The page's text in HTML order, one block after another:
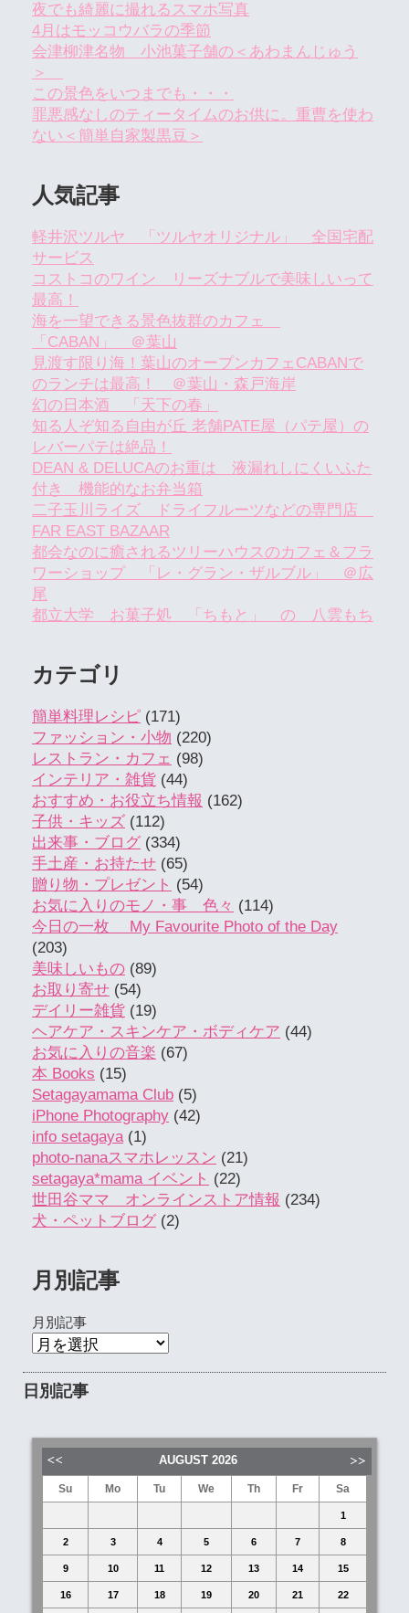
夜でも綺麗に撮れるスマホ写真
4月はモッコウバラの季節
会津柳津名物 小池菓子舗の＜あわまんじゅう
＞
この景色をいつまでも・・・
罪悪感なしのティータイムのお供に。重曹を使わ
ない＜簡単自家製黒豆＞
人気記事
軽井沢ツルヤ 「ツルヤオリジナル」 全国宅配
サービス
コストコのワイン リーズナブルで美味しいって
最高！
海を一望できる景色抜群のカフェ
「CABAN」 ＠葉山
見渡す限り海！葉山のオープンカフェCABANで
のランチは最高！ ＠葉山・森戸海岸
幻の日本酒 「天下の春」
知る人ぞ知る自由が丘 老舗PATE屋（パテ屋）の
レバーパテは絶品！
DEAN & DELUCAのお重は 液漏れしにくいふた
付き 機能的なお弁当箱
二子玉川ライズ ドライフルーツなどの専門店
FAR EAST BAZAAR
都会なのに癒されるツリーハウスのカフェ＆フラ
ワーショップ 「レ・グラン・ザルブル」 ＠広
尾
都立大学 お菓子処 「ちもと」 の 八雲もち
カテゴリ
簡単料理レシピ (171)
ファッション・小物 (220)
レストラン・カフェ (98)
インテリア・雑貨 (44)
おすすめ・お役立ち情報 (162)
子供・キッズ (112)
出来事・ブログ (334)
手土産・お持たせ (65)
贈り物・プレゼント (54)
お気に入りのモノ・事 色々 (114)
今日の一枚 My Favourite Photo of the Day
(203)
美味しいもの (89)
お取り寄せ (54)
デイリー雑貨 (19)
ヘアケア・スキンケア・ボディケア (44)
お気に入りの音楽 (67)
本 Books (15)
Setagayamama Club (5)
iPhone Photography (42)
info setagaya(1)
photo-nanaスマホレッスン (21)
setagaya*mama イベント (22)
世田谷ママ オンラインストア情報 (234)
犬・ペットブログ (2)
月別記事
月別記事
日別記事
AUGUST 2026
Su Mo Tu We Th Fr Sa
1
2 3 4 5 6 7 8
9 10 11 12 13 14 15
16 17 18 19 20 21 22